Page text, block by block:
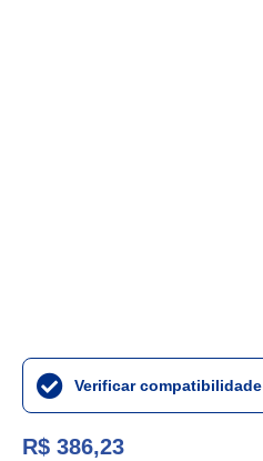
Verificar compatibilidade
R$ 386,23